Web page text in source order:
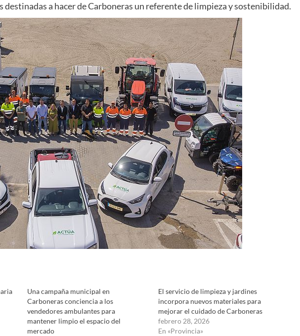
destinadas a hacer de Carboneras un referente de limpieza y sostenibilidad.
Una campaña municipal en
Carboneras conciencia a los
vendedores ambulantes para
mantener limpio el espacio del
mercado
El servicio de limpieza y jardines
incorpora nuevos materiales para
mejorar el cuidado de Carboneras
febrero 28, 2026
En «Provincia»